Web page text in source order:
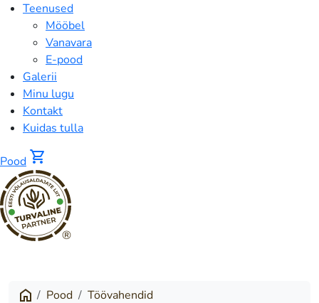
Teenused
Mööbel
Vanavara
E-pood
Galerii
Minu lugu
Kontakt
Kuidas tulla
Pood shopping_cart
®
Pood
Töövahendid